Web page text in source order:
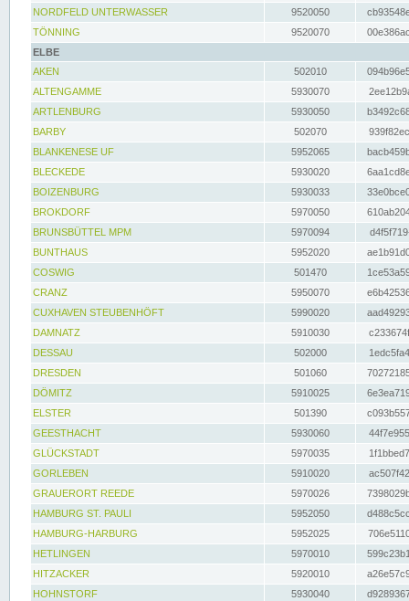
NORDFELD UNTERWASSER
9520050
TÖNNING
9520070
ELBE
AKEN
502010
ALTENGAMME
5930070
ARTLENBURG
5930050
BARBY
502070
BLANKENESE UF
5952065
BLECKEDE
5930020
BOIZENBURG
5930033
BROKDORF
5970050
BRUNSBÜTTEL MPM
5970094
BUNTHAUS
5952020
COSWIG
501470
CRANZ
5950070
CUXHAVEN STEUBENHÖFT
5990020
DAMNATZ
5910030
DESSAU
502000
DRESDEN
501060
DÖMITZ
5910025
ELSTER
501390
GEESTHACHT
5930060
GLÜCKSTADT
5970035
GORLEBEN
5910020
GRAUERORT REEDE
5970026
HAMBURG ST. PAULI
5952050
HAMBURG-HARBURG
5952025
HETLINGEN
5970010
HITZACKER
5920010
HOHNSTORF
5930040